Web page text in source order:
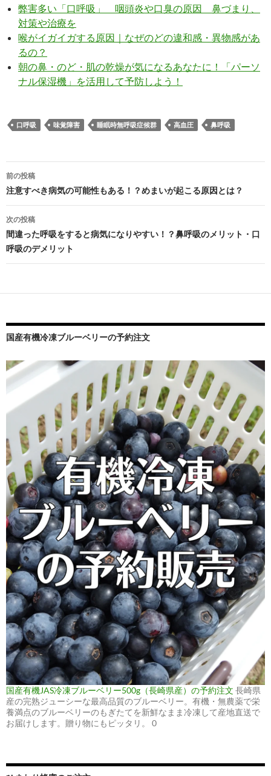
弊害多い「口呼吸」 咽頭炎や口臭の原因 鼻づまり、
対策や治療を
喉がイガイガする原因｜なぜのどの違和感・異物感があ
るの？
朝の鼻・のど・肌の乾燥が気になるあなたに！「パーソ
ナル保湿機」を活用して予防しよう！
口呼吸 味覚障害 睡眠時無呼吸症候群 高血圧 鼻呼吸
投
稿
ナ
ビ
ゲ
シ
ョ
ン
前の投稿
注意すべき病気の可能性もある！？めまいが起こる原因とは？
次の投稿
間違った呼吸をすると病気になりやすい！？鼻呼吸のメリット・口
呼吸のデメリット
国産有機冷凍ブルーベリーの予約注文
国産有機JAS冷凍ブルーベリー500g（長崎県産）の予約注文 長崎県
産の完熟ジューシーな最高品質のブルーベリー。有機・無農薬で栄
養満点のブルーベリーのもぎたてを新鮮なまま冷凍して産地直送で
お届けします。贈り物にもピッタリ。 0